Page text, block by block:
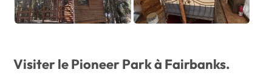
Visiter le Pioneer Park à Fairbanks.